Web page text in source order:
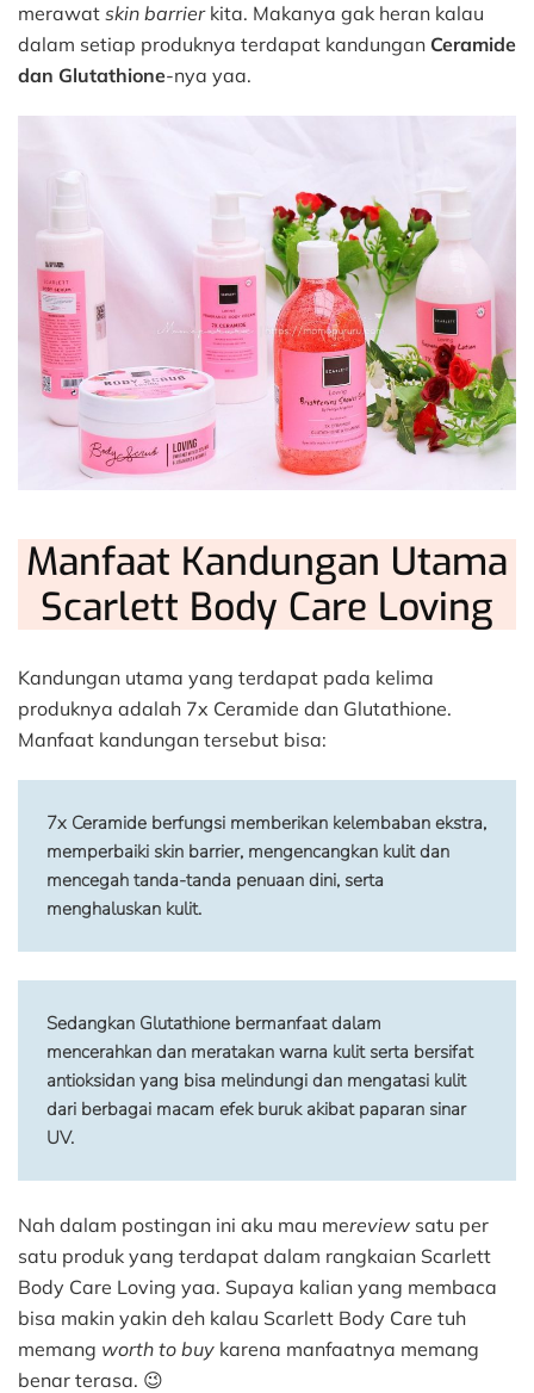
merawat skin barrierkita. Makanya gak heran kalau
dalam setiap produknya terdapat kandungan Ceramide
dan Glutathione-nya yaa.
Manfaat Kandungan Utama
Scarlett Body Care Loving
Kandungan utama yang terdapat pada kelima
produknya adalah 7x Ceramide dan Glutathione.
Manfaat kandungan tersebut bisa:
7x Ceramide berfungsi memberikan kelembaban ekstra,
memperbaiki skin barrier, mengencangkan kulit dan
mencegah tanda-tanda penuaan dini, serta
menghaluskan kulit.
Sedangkan Glutathione bermanfaat dalam
mencerahkan dan meratakan warna kulit serta bersifat
antioksidan yang bisa melindungi dan mengatasi kulit
dari berbagai macam efek buruk akibat paparan sinar
UV.
Nah dalam postingan ini aku mau mereview satu per
satu produk yang terdapat dalam rangkaian Scarlett
Body Care Loving yaa. Supaya kalian yang membaca
bisa makin yakin deh kalau Scarlett Body Care tuh
memang worth to buy karena manfaatnya memang
benar terasa. 😉